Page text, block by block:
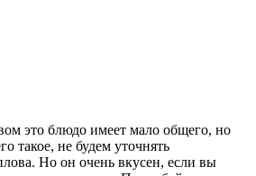
это блюдо имеет мало общего, но
такое, не будем уточнять
Но он очень вкусен, если вы